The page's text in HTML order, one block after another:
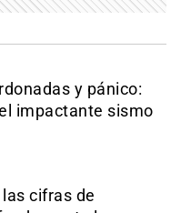
y pánico:
impactante sismo
cifras de